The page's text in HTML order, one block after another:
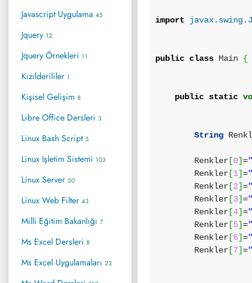
Javascript Uygulama 45
Jquery 12
Jquery Örnekleri 11
Kızılderililer 1
Kişisel Gelişim 8
Libre Office Dersleri 3
Linux Bash Script 5
Linux Işletim Sistemi 103
Linux Server 50
Linux Web Filter 43
Milli Eğitim Bakanlığı 7
Ms Excel Dersleri 8
Ms Excel Uygulamaları 23
import
public class Main {
public static
String
Renkler [0]=
Renkler [1]=
Renkler [2]=
Renkler [3]=
Renkler [4]=
Renkler [5]=
Renkler [6]=
Renkler [7]=